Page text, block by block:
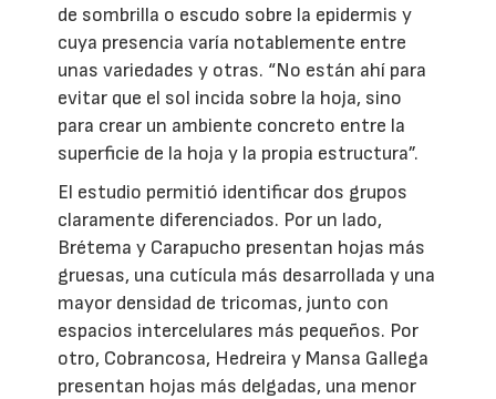
de sombrilla o escudo sobre la epidermis y
cuya presencia varía notablemente entre
unas variedades y otras. “No están ahí para
evitar que el sol incida sobre la hoja, sino
para crear un ambiente concreto entre la
superficie de la hoja y la propia estructura”.
El estudio permitió identificar dos grupos
claramente diferenciados. Por un lado,
Brétema y Carapucho presentan hojas más
gruesas, una cutícula más desarrollada y una
mayor densidad de tricomas, junto con
espacios intercelulares más pequeños. Por
otro, Cobrancosa, Hedreira y Mansa Gallega
presentan hojas más delgadas, una menor